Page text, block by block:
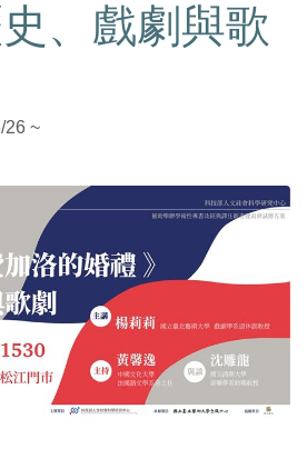
、戲劇與歌
26 ~